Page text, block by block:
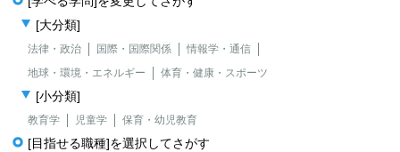
[大分類]
法律・政治 国際・国際関係
情報学・通信
地球・環境・エネルギー
体育・健康・スポーツ
[小分類]
教育学 児童学 保育・幼児教育
[目指せる職種]を選択してさがす